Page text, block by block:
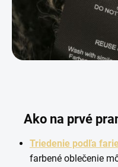
Ako na prvé
Triedenie podľa
farbené oblečenie